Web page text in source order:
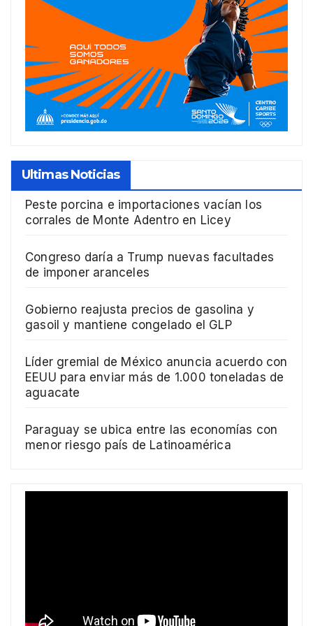
Ultimas Noticias
Peste porcina e importaciones vacían los
corrales de Monte Adentro en Licey
Congreso daría a Trump nuevas facultades
de imponer aranceles
Gobierno reajusta precios de gasolina y
gasoil y mantiene congelado el GLP
Líder gremial de México anuncia acuerdo con
EEUU para enviar más de 1.000 toneladas de
aguacate
Paraguay se ubica entre las economías con
menor riesgo país de Latinoamérica